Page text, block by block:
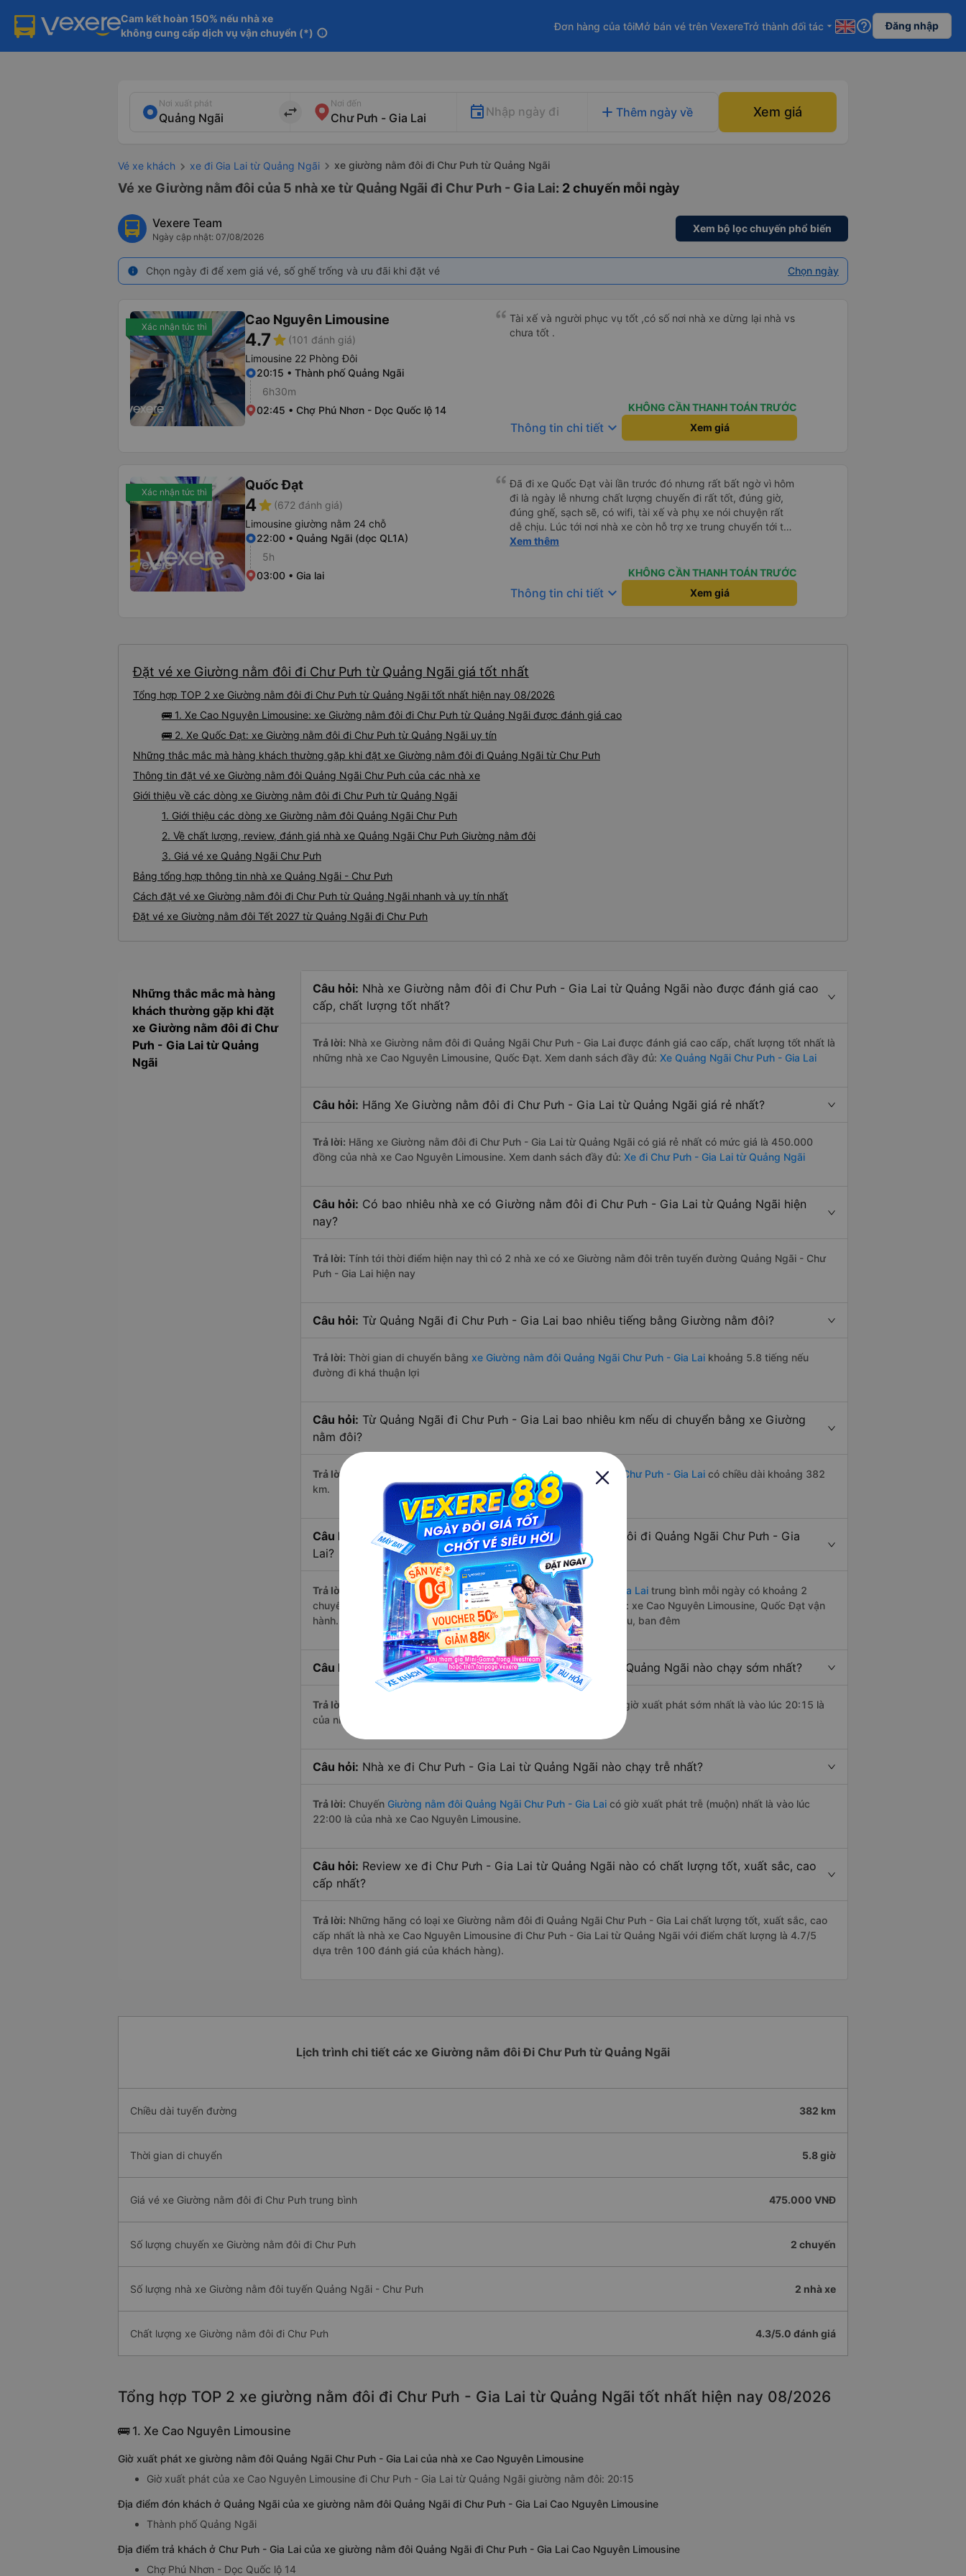
Cam kết hoàn 150% nếu nhà xe
không cung cấp dịch vụ vận chuyển (*) info
Đơn hàng của tôiMở bán vé trên VexereTrở thành đối tác arrow_drop_down help_outline Đăng nhập
Nơi xuất phát
import_export
Nơi đến
Nhập ngày đi add Thêm ngày về Xem giá
Vé xe khách xe đi Gia Lai từ Quảng Ngãi xe giường nằm đôi đi Chư Pưh từ Quảng Ngãi
Vé xe Giường nằm đôi của 5 nhà xe từ Quảng Ngãi đi Chư Pưh - Gia Lai: 2 chuyến mỗi ngày
Vexere Team
Ngày cập nhật: 07/08/2026
Xem bộ lọc chuyến phổ biến
info Chọn ngày đi để xem giá vé, số ghế trống và ưu đãi khi đặt vé Chọn ngày
Xác nhận tức thì Cao Nguyên Limousine
4.7star (101 đánh giá)
Limousine 22 Phòng Đôi
20:15 • Thành phố Quảng Ngãi
6h30m
02:45 • Chợ Phú Nhơn - Dọc Quốc lộ 14
Tài xế và người phục vụ tốt ,có số nơi nhà xe dừng lại nhà vs
chưa tốt .
KHÔNG CẦN THANH TOÁN TRƯỚC
Thông tin chi tiết keyboard_arrow_down Xem giá
Xác nhận tức thì Quốc Đạt
4star (672 đánh giá)
Limousine giường nằm 24 chỗ
22:00 • Quảng Ngãi (dọc QL1A)
5h
03:00 • Gia lai
Đã đi xe Quốc Đạt vài lần trước đó nhưng rất bất ngờ vì hôm
đi là ngày lễ nhưng chất lượng chuyến đi rất tốt, đúng giờ,
đúng ghế, sạch sẽ, có wifi, tài xế và phụ xe nói chuyện rất
dễ chịu. Lúc tới nơi nhà xe còn hỗ trợ xe trung chuyển tới tận
nhà. 10đ cho nhà xe, hy vọng nhà xe duy trì được chất lượng
Xem thêm
KHÔNG CẦN THANH TOÁN TRƯỚC
Thông tin chi tiết keyboard_arrow_down Xem giá
Đặt vé xe Giường nằm đôi đi Chư Pưh từ Quảng Ngãi giá tốt nhất
Tổng hợp TOP 2 xe Giường nằm đôi đi Chư Pưh từ Quảng Ngãi tốt nhất hiện nay 08/2026
🚌 1. Xe Cao Nguyên Limousine: xe Giường nằm đôi đi Chư Pưh từ Quảng Ngãi được đánh giá cao
🚌 2. Xe Quốc Đạt: xe Giường nằm đôi đi Chư Pưh từ Quảng Ngãi uy tín
Những thắc mắc mà hàng khách thường gặp khi đặt xe Giường nằm đôi đi Quảng Ngãi từ Chư Pưh
Thông tin đặt vé xe Giường nằm đôi Quảng Ngãi Chư Pưh của các nhà xe
Giới thiệu về các dòng xe Giường nằm đôi đi Chư Pưh từ Quảng Ngãi
1. Giới thiệu các dòng xe Giường nằm đôi Quảng Ngãi Chư Pưh
2. Về chất lượng, review, đánh giá nhà xe Quảng Ngãi Chư Pưh Giường nằm đôi
3. Giá vé xe Quảng Ngãi Chư Pưh
Bảng tổng hợp thông tin nhà xe Quảng Ngãi - Chư Pưh
Cách đặt vé xe Giường nằm đôi đi Chư Pưh từ Quảng Ngãi nhanh và uy tín nhất
Đặt vé xe Giường nằm đôi Tết 2027 từ Quảng Ngãi đi Chư Pưh
Những thắc mắc mà hàng
khách thường gặp khi đặt
xe Giường nằm đôi đi Chư
Pưh - Gia Lai từ Quảng
Ngãi
Câu hỏi: Nhà xe Giường nằm đôi đi Chư Pưh - Gia Lai từ Quảng Ngãi nào được đánh giá cao
cấp, chất lượng tốt nhất?
Trả lời: Nhà xe Giường nằm đôi đi Quảng Ngãi Chư Pưh - Gia Lai được đánh giá cao cấp, chất lượng tốt nhất là
những nhà xe Cao Nguyên Limousine, Quốc Đạt. Xem danh sách đầy đủ: Xe Quảng Ngãi Chư Pưh - Gia Lai
Câu hỏi: Hãng Xe Giường nằm đôi đi Chư Pưh - Gia Lai từ Quảng Ngãi giá rẻ nhất?
Trả lời: Hãng xe Giường nằm đôi đi Chư Pưh - Gia Lai từ Quảng Ngãi có giá rẻ nhất có mức giá là 450.000
đồng của nhà xe Cao Nguyên Limousine. Xem danh sách đầy đủ: Xe đi Chư Pưh - Gia Lai từ Quảng Ngãi
Câu hỏi: Có bao nhiêu nhà xe có Giường nằm đôi đi Chư Pưh - Gia Lai từ Quảng Ngãi hiện
nay?
Trả lời: Tính tới thời điểm hiện nay thì có 2 nhà xe có xe Giường nằm đôi trên tuyến đường Quảng Ngãi - Chư
Pưh - Gia Lai hiện nay
Câu hỏi: Từ Quảng Ngãi đi Chư Pưh - Gia Lai bao nhiêu tiếng bằng Giường nằm đôi?
Trả lời: Thời gian di chuyển bằng xe Giường nằm đôi Quảng Ngãi Chư Pưh - Gia Lai khoảng 5.8 tiếng nếu
đường đi khá thuận lợi
Câu hỏi: Từ Quảng Ngãi đi Chư Pưh - Gia Lai bao nhiêu km nếu di chuyển bằng xe Giường
nằm đôi?
Trả lời: xe Giường nằm đôi đi Quảng Ngãi Chư Pưh - Gia Lai có chiều dài khoảng 382
km.
Câu hỏi:
Mỗi ngày có bao nhiêu chuyến xe Giường nằm đôi đi Quảng Ngãi Chư Pưh - Gia
Lai?
Trả lời: Tuyến đườngxe Giường nằm đôi Quảng Ngãi Chư Pưh - Gia Lai trung bình mỗi ngày có khoảng 2
chuyến trên
Vexere.combắt đầu từ 20:15 đến 22:00 bởi 2 nhà xe: xe Cao Nguyên Limousine, Quốc Đạt vận
hành. Các giờ xe chạy có đầy đủ cả ban ngày, buổi trưa, buổi chiều, ban đêm
Câu hỏi: Nhà xe Giường nằm đôi đi Chư Pưh - Gia Lai từ Quảng Ngãi nào chạy sớm nhất?
Trả lời:
có giờ xuất phát sớm nhất là vào lúc 20:15 là
của nhà xe Cao Nguyên Limousine.
Câu hỏi: Nhà xe đi Chư Pưh - Gia Lai từ Quảng Ngãi nào chạy trễ nhất?
Trả lời: Chuyến Giường nằm đôi Quảng Ngãi Chư Pưh - Gia Lai có giờ xuất phát trễ (muộn) nhất là vào lúc
22:00 là của nhà xe Cao Nguyên Limousine.
Câu hỏi: Review xe đi Chư Pưh - Gia Lai từ Quảng Ngãi nào có chất lượng tốt, xuất sắc, cao
cấp nhất?
Trả lời: Những hãng có loại xe Giường nằm đôi đi Quảng Ngãi Chư Pưh - Gia Lai chất lượng tốt, xuất sắc, cao
cấp nhất là nhà xe Cao Nguyên Limousine đi Chư Pưh - Gia Lai từ Quảng Ngãi với điểm chất lượng là 4.7/5
dựa trên 100 đánh giá của khách hàng).
Lịch trình chi tiết các xe Giường nằm đôi Đi Chư Pưh từ Quảng Ngãi
Chiều dài tuyến đường 382 km
Thời gian di chuyển 5.8 giờ
Giá vé xe Giường nằm đôi đi Chư Pưh trung bình 475.000 VNĐ
Số lượng chuyến xe Giường nằm đôi đi Chư Pưh 2 chuyến
Số lượng nhà xe Giường nằm đôi tuyến Quảng Ngãi - Chư Pưh 2 nhà xe
Chất lượng xe Giường nằm đôi đi Chư Pưh 4.3/5.0 đánh giá
Tổng hợp TOP 2 xe giường nằm đôi đi Chư Pưh - Gia Lai từ Quảng Ngãi tốt nhất hiện nay 08/2026
🚌 1. Xe Cao Nguyên Limousine
Giờ xuất phát xe giường nằm đôi Quảng Ngãi Chư Pưh - Gia Lai của nhà xe Cao Nguyên Limousine
Giờ xuất phát của xe Cao Nguyên Limousine đi Chư Pưh - Gia Lai từ Quảng Ngãi giường nằm đôi: 20:15
Địa điểm đón khách ở Quảng Ngãi của xe giường nằm đôi Quảng Ngãi đi Chư Pưh - Gia Lai Cao Nguyên Limousine
Thành phố Quảng Ngãi
Địa điểm trả khách ở Chư Pưh - Gia Lai của xe giường nằm đôi Quảng Ngãi đi Chư Pưh - Gia Lai Cao Nguyên Limousine
Chợ Phú Nhơn - Dọc Quốc lộ 14